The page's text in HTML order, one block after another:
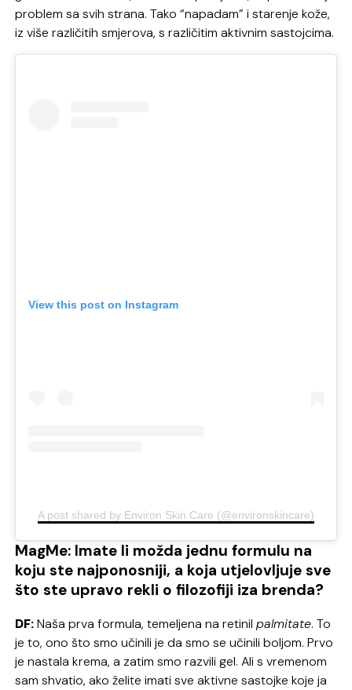
problem sa svih strana. Tako “napadam” i starenje kože,
iz više različitih smjerova, s različitim aktivnim sastojcima.
View this post on Instagram
A post shared by Environ Skin Care (@environskincare)
MagMe: Imate li možda jednu formulu na
koju ste najponosniji, a koja utjelovljuje sve
što ste upravo rekli o filozofiji iza brenda?
DF:Naša prva formula, temeljena na retinilpalmitate. To
je to, ono što smo učinili je da smo se učinili boljom. Prvo
je nastala krema, a zatim smo razvili gel. Ali s vremenom
sam shvatio, ako želite imati sve aktivne sastojke koje ja